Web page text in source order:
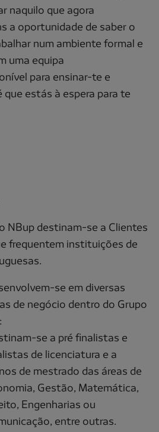
naquilo que agora
a oportunidade de saber o
num ambiente formal e
uma equipa
para ensinar-te e
que estás à espera para te
NBup destinam-se a Clientes
frequentem instituições de
se em diversas
de negócio dentro do Grupo
se a pré finalistas e
de licenciatura e a
de mestrado das áreas de
Gestão, Matemática,
Engenharias ou
entre outras.